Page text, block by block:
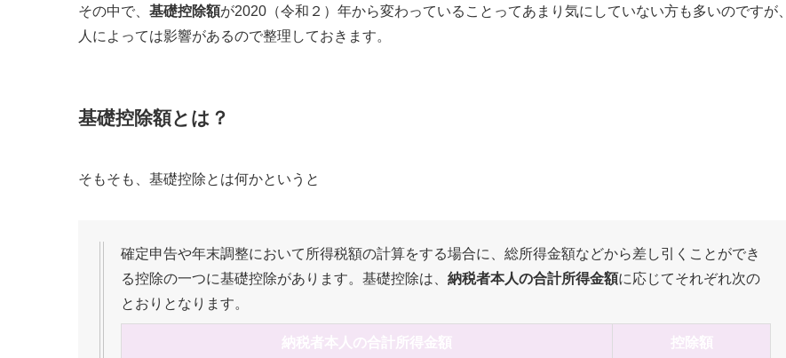
その中で、 基礎控除額が2020（令和２）年から変わっていることってあまり気にしていない方も多いのですが、
人によっては影響があるので整理しておきます。
基礎控除額とは？
そもそも、基礎控除とは何かというと
確定申告や年末調整において所得税額の計算をする場合に、総所得金額などから差し引くことができ
る控除の一つに基礎控除があります。基礎控除は、 納税者本人の合計所得金額に応じてそれぞれ次の
とおりとなります。
納税者本人の合計所得金額 控除額